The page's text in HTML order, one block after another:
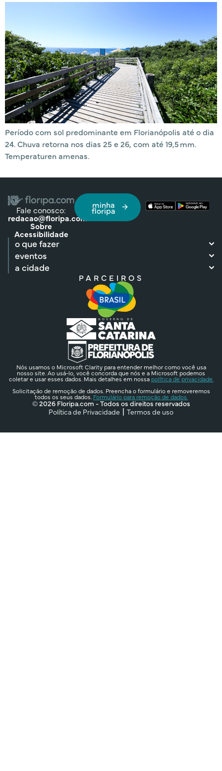
Período com sol predominante em Florianópolis até o dia
24. Chuva retorna nos dias 25 e 26, com até 19,5 mm.
Temperaturen amenas.
Fale conosco:
redacao@floripa.com
Sobre
Acessibilidade
minha
floripa
o que fazer
eventos
a cidade
PARCEIROS
Nós usamos o Microsoft Clarity para entender melhor como você usa
nosso site. Ao usá-lo, você concorda que nós e a Microsoft podemos
coletar e usar esses dados. Mais detalhes em nossa política de privacidade.
Solicitação de remoção de dados. Preencha o formulário e removeremos
todos os seus dados. Formulário para remoção de dados.
© 2026 Floripa.com - Todos os direitos reservados
Política de Privacidade
Termos de uso